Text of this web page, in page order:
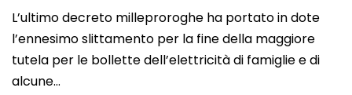
L’ultimo decreto milleproroghe ha portato in dote
l’ennesimo slittamento per la fine della maggiore
tutela per le bollette dell’elettricità di famiglie e di
alcune…